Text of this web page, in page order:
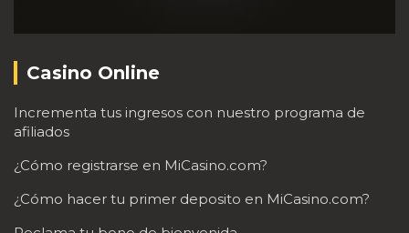
Casino Online
Incrementa tus ingresos con nuestro programa de
afiliados
¿Cómo registrarse en MiCasino.com?
¿Cómo hacer tu primer deposito en MiCasino.com?